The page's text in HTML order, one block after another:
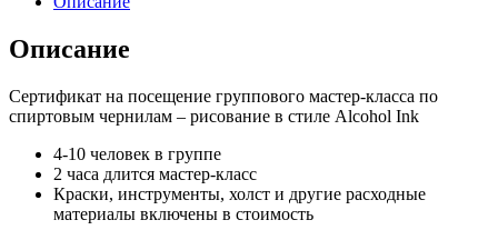
по
спиртовым
-
Alcohol
Описание
Сертификат на посещение группового мастер-класса по
спиртовым чернилам – рисование в стиле Alcohol Ink
4-10 человек в группе
2 часа длится мастер-класс
Краски, инструменты, холст и другие расходные
материалы включены в стоимость